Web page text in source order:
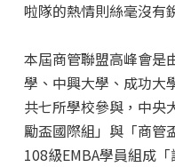
啦隊的熱情則絲毫沒有
本屆商管聯盟高峰會是
學、中興大學、成功大
共七所學校參與，中央
勵盃國際組」與「商管
108級EMBA學員組成